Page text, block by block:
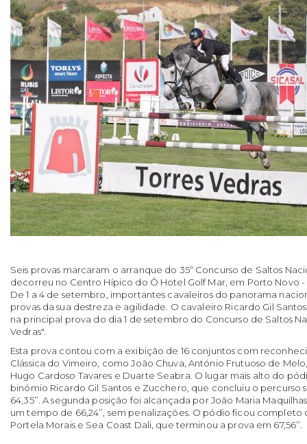
Seis provas marcaram o arranque do 35º Concurso de Saltos
decorreu no Centro Hípico do Ô Hotel Golf Mar, em Porto Novo -
De 1 a 4 de setembro, importantes cavaleiros do panorama
provas da sua destreza e agilidade. O cavaleiro Ricardo Gil
na principal prova do dia 1 de setembro do Concurso de Saltos
Vedras".
Esta prova contou com a exibição de 16 conjuntos com
Clássica do Vimeiro, como João Chuva, António Frutuoso de
Hugo Cardoso Tavares e Duarte Seabra. O lugar mais alto do
binómio Ricardo Gil Santos e Zucchero, que concluiu o percurso
64,35’’. A segunda posição foi alcançada por João Maria
um tempo de 66,24’’, sem penalizações. O pódio ficou
Portela Morais e Sea Coast Dali, que terminou a prova em 67,56’’.